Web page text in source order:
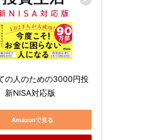
の人のための3000円投
新NISA対応版
Amazonで見る